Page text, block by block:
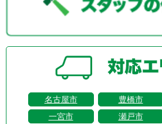
名古屋市 豊橋市
一宮市
瀬戸市